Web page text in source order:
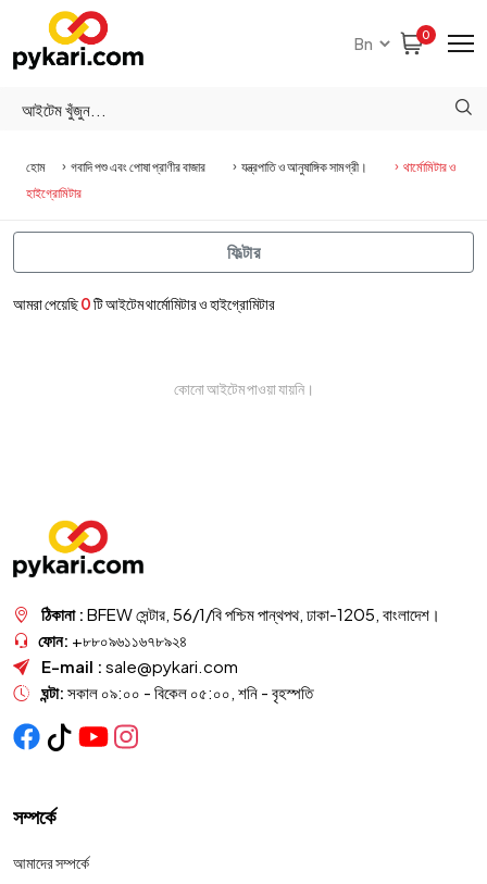
0
হোম গবাদি পশু এবং পোষা প্রাণীর বাজার যন্ত্রপাতি ও আনুষাঙ্গিক সামগ্রী।
থার্মোমিটার ও
হাইগ্রোমিটার
আমরা পেয়েছি0টি আইটেম থার্মোমিটার ও হাইগ্রোমিটার
কোনো আইটেম পাওয়া যায়নি।
ফিল্টার
ঠিকানা : BFEW সেন্টার, 56/1/বি পশ্চিম পান্থপথ, ঢাকা-1205, বাংলাদেশ।
ফোন: +৮৮০৯৬১১৬৭৮৯২৪
E-mail : sale@pykari.com
ঘন্টা: সকাল ০৯:০০ - বিকেল ০৫:০০, শনি - বৃহস্পতি
সম্পর্কে
আমাদের সম্পর্কে